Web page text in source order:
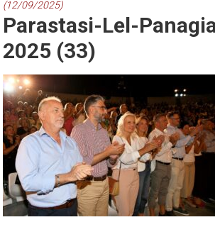
Τυρνάβου
Εκκλησία
της
Ελλάδος
(12/09/2025)
Parastasi-Lel-
2025 (33)